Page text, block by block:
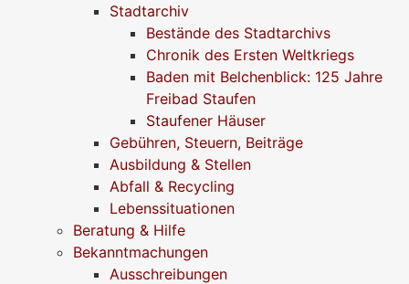
Stadtarchiv
Bestände des Stadtarchivs
Chronik des Ersten Weltkriegs
Baden mit Belchenblick: 125 Jahre
Freibad Staufen
Staufener Häuser
Gebühren, Steuern, Beiträge
Ausbildung & Stellen
Abfall & Recycling
Lebenssituationen
Beratung & Hilfe
Bekanntmachungen
Ausschreibungen